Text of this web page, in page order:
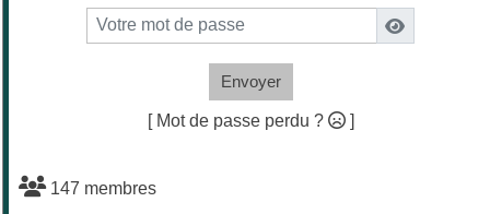
Envoyer
[ Mot de passe perdu ? ]
147 membres